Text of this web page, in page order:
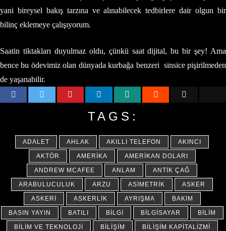
yani bireysel bakış tarzına ve alınabilecek tedbirlere dair olgun bir
bilinç eklemeye çalışıyorum.
Saatin tiktakları duyulmaz oldu, çünkü saat dijital, bu bir şey! Ama
bence bu ödevimiz olan dünyada kurbağa benzeri sinsice pişirilmeden
de yaşanabilir.
TAGS:
ADALET AHLAK AKILLI TELEFON
AKINCI
AKTÖR
AMERIKA
AMERIKAN DOLARI
ANDREW MCAFEE
ANLAM
ANTIK ÇAĞ
ARABULUCULUK
ARZU ASIMETRIK
ASKER
ASKERI
ASKERLIK AYRIŞMA
BAKIM
BASIN YAYIN
BATILI BILGI BILGISAYAR
BILIM
BILIM VE TEKNOLOJI
BILIŞIM
BILIŞIM KAPITALIZMI